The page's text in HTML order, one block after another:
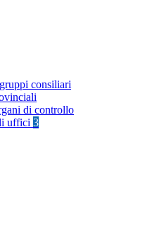
consiliari
di controllo
uffici 3